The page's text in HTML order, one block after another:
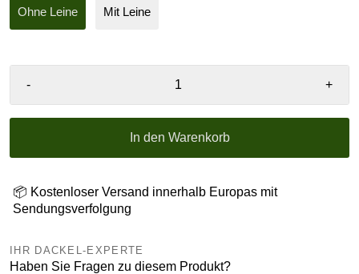
Ohne Leine Mit Leine
- +
In den Warenkorb
📦 Kostenloser Versand innerhalb Europas mit
Sendungsverfolgung
IHR DACKEL-EXPERTE
Haben Sie Fragen zu diesem Produkt?